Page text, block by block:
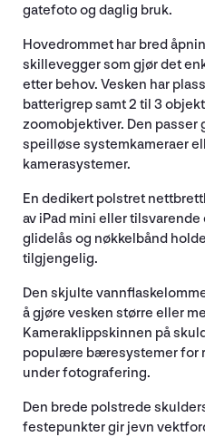
gatefoto og daglig bruk.
Hovedrommet har bred
skillevegger som gjør det
etter behov. Vesken har
batterigrep samt 2 til 3
zoomobjektiver. Den passer
speilløse systemkameraer
kamerasystemer.
En dedikert polstret
av iPad mini eller
glidelås og nøkkelbånd
tilgjengelig.
Den skjulte
å gjøre vesken større eller
Kameraklippskinnen på
populære bæresystemer for
under fotografering.
Den brede polstrede
festepunkter gir jevn